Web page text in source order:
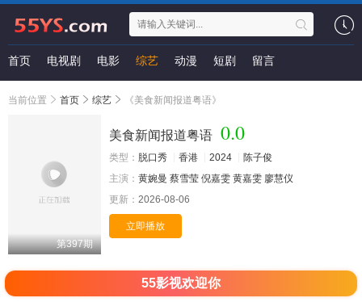
首页 电视剧 电影 综艺 动漫 短剧 留言
当前位置 首页 综艺 《美食新闻报道粤语》
第397期
美食新闻报道粤语 0.0
类型： 脱口秀 香港 2024
陈子俊
主演： 黄婉曼 蔡雪莹 倪嘉雯 黄嘉雯 廖慧仪
更新： 2026-08-06
立即播放
55影视欢迎你